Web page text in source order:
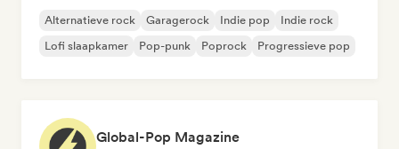
Alternatieve rock Garagerock Indie pop
Indie rock
Lofi slaapkamer
Pop-punk Poprock Progressieve pop
Global-Pop Magazine